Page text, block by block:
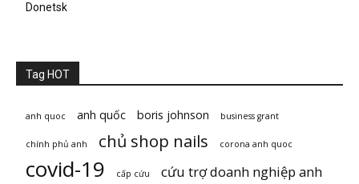
Donetsk
Tag HOT
anh quoc anh quốc boris johnson business grant
chính phủ anh chủ shop nails corona anh quoc
covid-19 cấp cứu cứu trợ doanh nghiệp anh